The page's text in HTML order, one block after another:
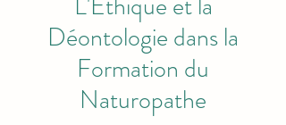
Déontologie dans la
Formation du
Naturopathe